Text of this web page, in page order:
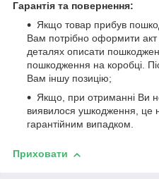
Гарантія та повернення:
Якщо товар прибув
Вам потрібно оформити
деталях описати
пошкодження на коробці.
Вам іншу позицію;
Якщо, при отриманні Ви
виявилося ушкодження, це
гарантійним випадком.
Приховати